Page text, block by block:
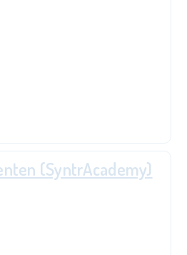
(SyntrAcademy)